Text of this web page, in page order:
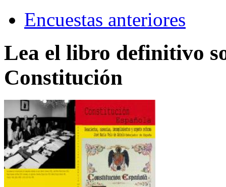
Encuestas anteriores
Lea el libro definitivo
Constitución